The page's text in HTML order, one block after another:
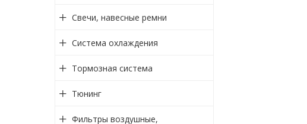
Свечи, навесные ремни
Система охлаждения
Тормозная система
Тюнинг
Фильтры воздушные,